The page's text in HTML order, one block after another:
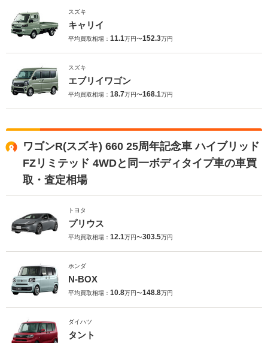
スズキ
キャリイ
平均買取相場： 11.1万円〜152.3万円
スズキ
エブリイワゴン
平均買取相場： 18.7万円〜168.1万円
ワゴンR(スズキ) 660 25周年記念車 ハイブリッド
FZリミテッド 4WDと同一ボディタイプ車の車買
取・査定相場
トヨタ
プリウス
平均買取相場： 12.1万円〜303.5万円
ホンダ
N-BOX
平均買取相場： 10.8万円〜148.8万円
ダイハツ
タント